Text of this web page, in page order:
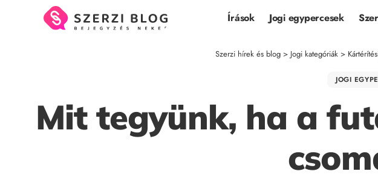
Írások Jogi egypercesek
Szerzi hírek és blog > Jogi kategóriák >
JOGI
Mit tegyünk, ha a